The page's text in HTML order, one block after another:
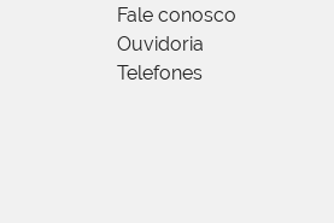
Fale conosco
Ouvidoria
Telefones